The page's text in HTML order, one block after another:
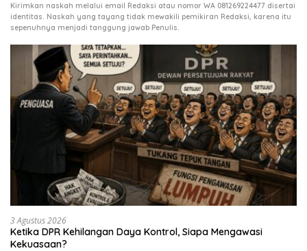
Kirimkan naskah melalui email Redaksi atau nomor WA 081269224477 disertai
identitas. Naskah yang tayang tidak mewakili pemikiran Redaksi, karena itu
sepenuhnya menjadi tanggung jawab Penulis
3 Agustus 2026
Ketika DPR Kehilangan Daya Kontrol, Siapa Mengawasi
Kekuasaan?